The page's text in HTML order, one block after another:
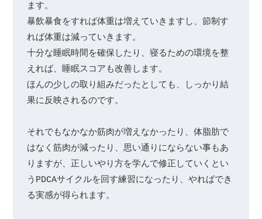
ます。
暴飲暴食をすれば体重は増えていきますし、節制す
れば体重は減っていきます。
十分な睡眠時間を確保したり、寝るための環境を整
えれば、睡眠スコアも改善します。
ほんの少しの取り組みだったとしても、しっかり結
果に反映されるのです。
それでもなかなか筋肉が増えなかったり、体脂肪で
はなく筋肉が減ったり、思い通りにならない事もあ
りますが、正しいやり方を学んで修正していくとい
うPDCAサイクルを回す練習になったり、やればでき
る実感が得られます。